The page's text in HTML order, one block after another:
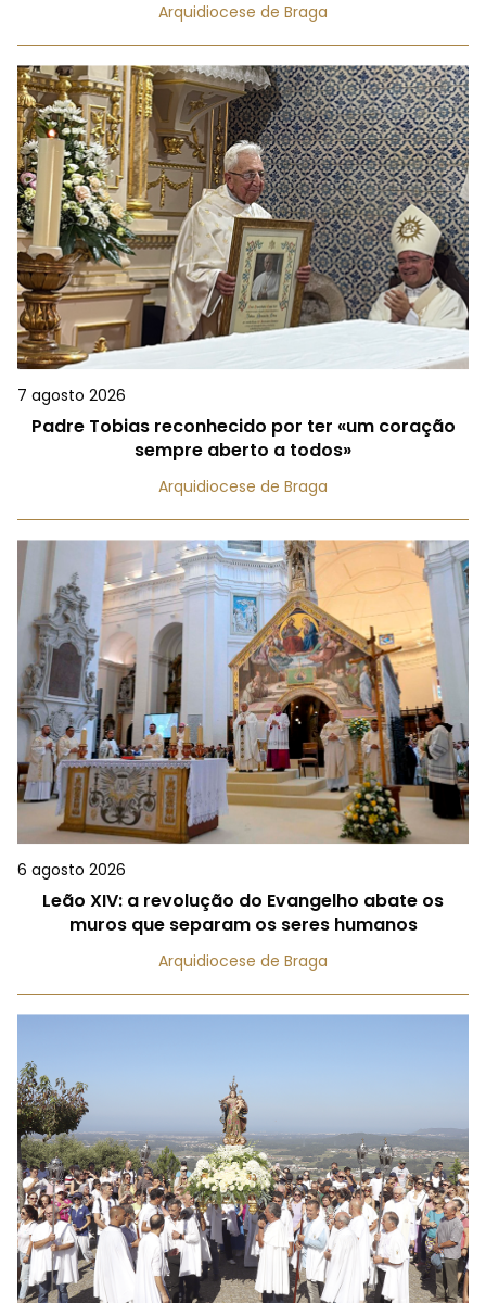
Arquidiocese de Braga
7 agosto 2026
Padre Tobias reconhecido por ter «um coração
sempre aberto a todos»
Arquidiocese de Braga
6 agosto 2026
Leão XIV: a revolução do Evangelho abate os
muros que separam os seres humanos
Arquidiocese de Braga